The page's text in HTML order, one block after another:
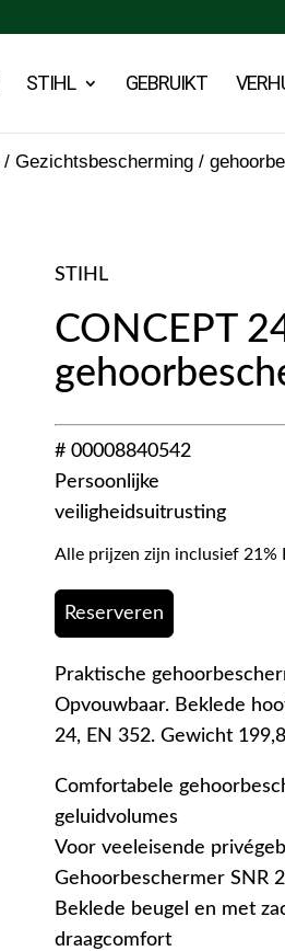
STIHL GEBRUIKT
/ Gezichtsbescherming /
STIHL
CONCEPT
# 00008840542
Persoonlijke
veiligheidsuitrusting
Alle prijzen zijn inclusief 21%
Reserveren
Praktische
Opvouwbaar. Beklede
24, EN 352. Gewicht
Comfortabele
geluidvolumes
Voor veeleisende
Gehoorbeschermer SNR
Beklede beugel en met
draagcomfort